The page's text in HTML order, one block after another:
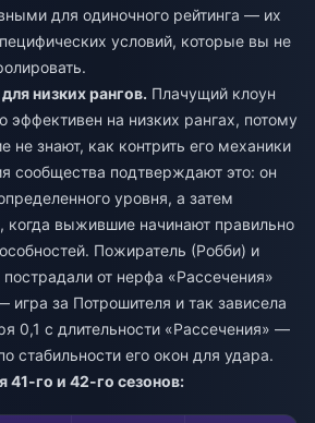
для одиночного рейтинга — их
условий, которые вы не
низких рангов. Плачущий клоун
эффективен на низких рангах, потому
не знают, как контрить его механики
сообщества подтверждают это: он
уровня, а затем
когда выжившие начинают правильно
Пожиратель (Робби) и
от нерфа «Рассечения»
игра за Потрошителя и так зависела
0,1 с длительности «Рассечения» —
стабильности его окон для удара.
41-го и 42-го сезонов: